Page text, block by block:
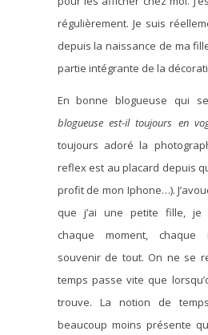
régulièrement. Je suis
depuis la naissance de ma
partie intégrante de la
En bonne blogueuse qui
blogueuse est-il toujours en
toujours adoré la
reflex est au placard depuis
profit de mon Iphone…).
que j’ai une petite fille, je
chaque moment,
souvenir de tout. On ne se
temps passe vite que
trouve. La notion de
beaucoup moins présente